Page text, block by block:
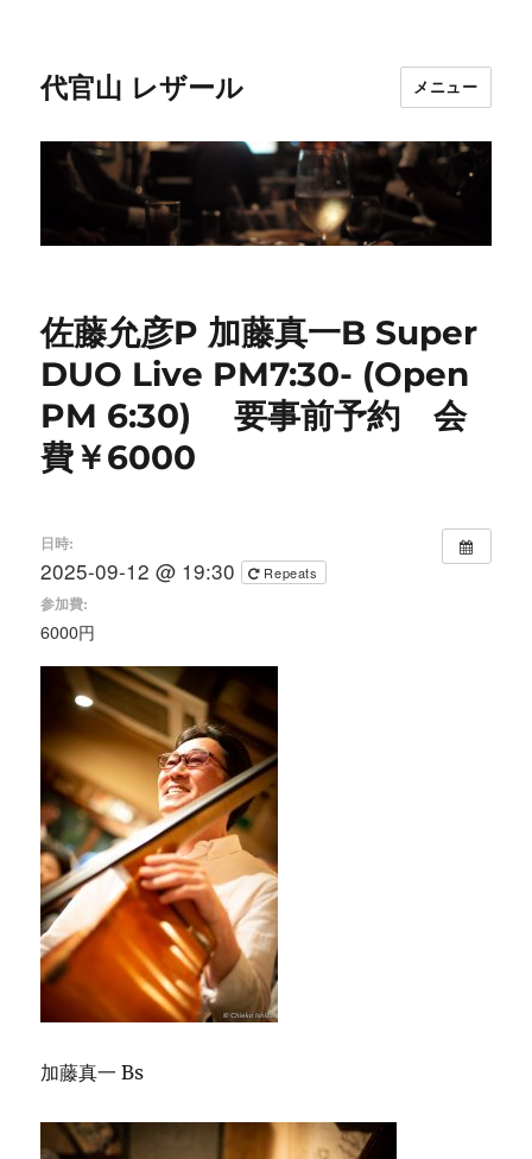
代官山 レザール メニュー
佐藤允彦P 加藤真一B Super
DUO Live PM7:30- (Open
PM 6:30) 要事前予約 会
費￥6000
日時:
2025-09-12 @ 19:30 Repeats
参加費:
6000円
加藤真一 Bs